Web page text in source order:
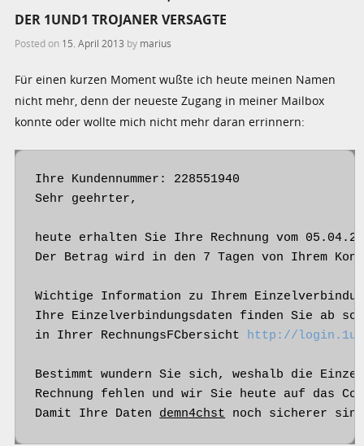
DER 1UND1 TROJANER VERSAGTE
Posted on 15. April 2013 by marius
Für einen kurzen Moment wußte ich heute meinen Namen
nicht mehr, denn der neueste Zugang in meiner Mailbox
konnte oder wollte mich nicht mehr daran errinnern:
Ihre Kundennummer: 228551940
Sehr geehrter,
heute erhalten Sie Ihre Rechnung vom
Der Betrag wird in den 7 Tagen von Ihrem
Wichtige Information zu Ihrem
Ihre Einzelverbindungsdaten finden Sie ab
in Ihrer RechnungsFCbersicht http://
Bestimmt wundern Sie sich, weshalb die
Rechnung fehlen und wir Sie heute auf das
Damit Ihre Daten demn4chst noch sicherer